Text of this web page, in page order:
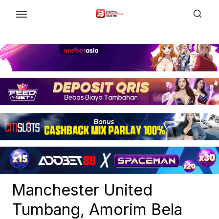
content
Manchester United
Tumbang, Amorim Bela